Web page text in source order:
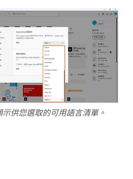
供您選取的可用語言清單。